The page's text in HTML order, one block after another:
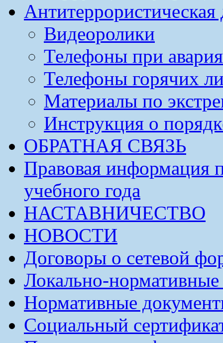
Антитеррористическая
Видеоролики
Телефоны при
Телефоны горячих
Материалы по
Инструкция о
ОБРАТНАЯ СВЯЗЬ
Правовая информация
учебного года
НАСТАВНИЧЕСТВО
НОВОСТИ
Договоры о сетевой
Локально-
Нормативные
Социальный